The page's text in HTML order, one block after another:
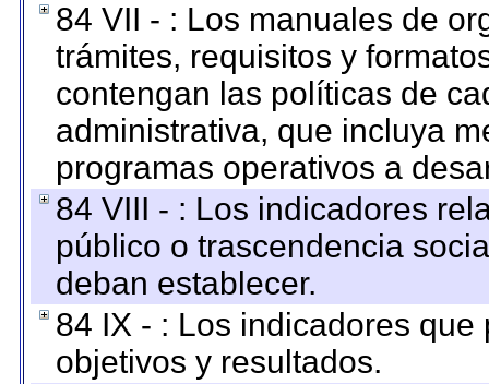
84 VII - : Los manuales de
trámites, requisitos y
contengan las políticas de
administrativa, que incluya
programas operativos a
84 VIII - : Los indicadores
público o trascendencia
deban establecer.
84 IX - : Los indicadores
objetivos y resultados.